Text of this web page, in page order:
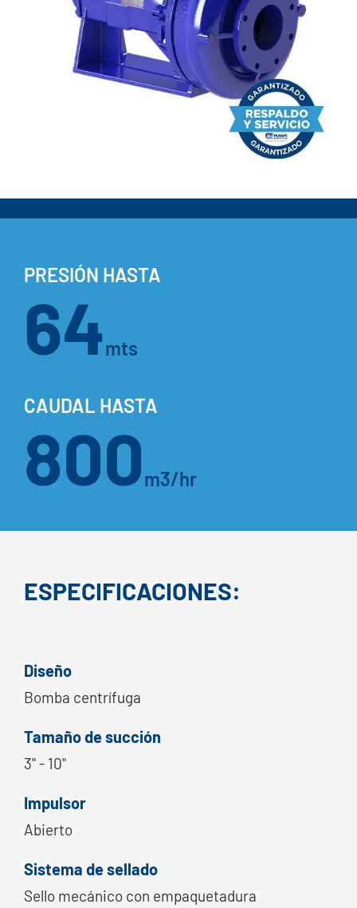
PRESIÓN HASTA
64mts
CAUDAL HASTA
800m3/hr
ESPECIFICACIONES:
Diseño
Bomba centrífuga
Tamaño de succión
3" - 10"
Impulsor
Abierto
Sistema de sellado
Sello mecánico con empaquetadura